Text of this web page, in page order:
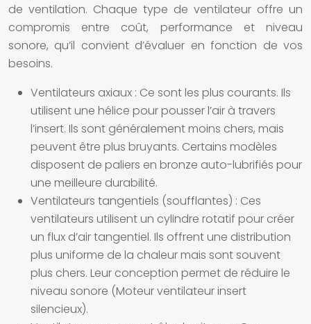
de ventilation. Chaque type de ventilateur offre un
compromis entre coût, performance et niveau
sonore, qu’il convient d’évaluer en fonction de vos
besoins.
Ventilateurs axiaux : Ce sont les plus courants. Ils
utilisent une hélice pour pousser l’air à travers
l’insert. Ils sont généralement moins chers, mais
peuvent être plus bruyants. Certains modèles
disposent de paliers en bronze auto-lubrifiés pour
une meilleure durabilité.
Ventilateurs tangentiels (soufflantes) : Ces
ventilateurs utilisent un cylindre rotatif pour créer
un flux d’air tangentiel. Ils offrent une distribution
plus uniforme de la chaleur mais sont souvent
plus chers. Leur conception permet de réduire le
niveau sonore (Moteur ventilateur insert
silencieux).